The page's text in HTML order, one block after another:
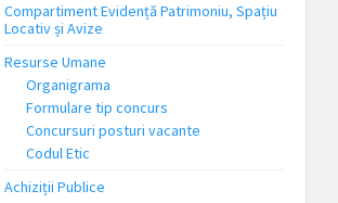
Compartiment Evidență Patrimoniu, Spațiu
Locativ și Avize
Resurse Umane
Organigrama
Formulare tip concurs
Concursuri posturi vacante
Codul Etic
Achiziții Publice